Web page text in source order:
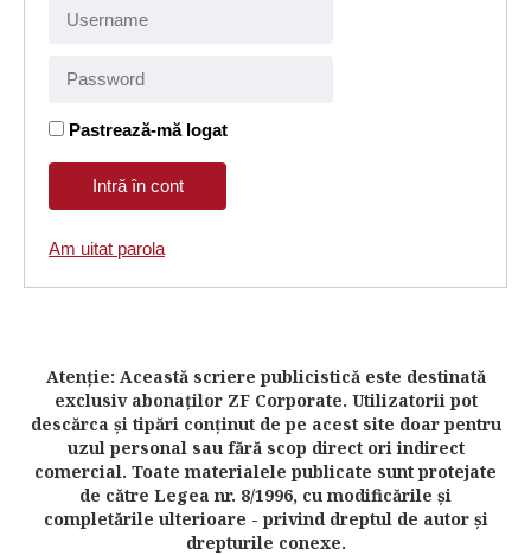
Pastrează-mă logat
Am uitat parola
Atenţie: Această scriere publicistică este destinată
exclusiv abonaţilor ZF Corporate. Utilizatorii pot
descărca şi tipări conţinut de pe acest site doar pentru
uzul personal sau fără scop direct ori indirect
comercial. Toate materialele publicate sunt protejate
de către Legea nr. 8/1996, cu modificările şi
completările ulterioare - privind dreptul de autor şi
drepturile conexe.